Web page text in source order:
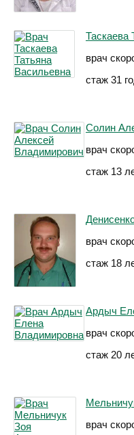
Таскаева
врач
стаж 31
Солин
врач
стаж 13
врач
стаж 18
Ардыч
врач
стаж 20
врач